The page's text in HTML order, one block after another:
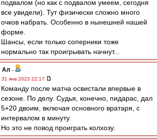
подвалом (но как с подвалом умеем, сегодня
все увидели). Тут физически сложно много
очков набрать. Особенно в нынешней нашей
форме.
Шансы, если только соперники тоже
нормально так проигрывать начнут...
Ал -
31 янв 2023 22:17
Команду после матча освистали впервые в
сезоне. По делу. Судья, конечно, пидарас, дал
5+20 двоим, включая основного вратаря, с
интервалом в минуту.
Но это не повод проиграть колхозу.